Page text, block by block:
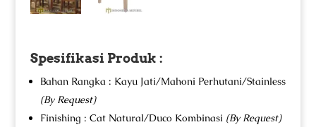
Spesifikasi Produk :
Bahan Rangka : Kayu Jati/Mahoni Perhutani/Stainless
(By Request)
Finishing : Cat Natural/Duco Kombinasi (By Request)